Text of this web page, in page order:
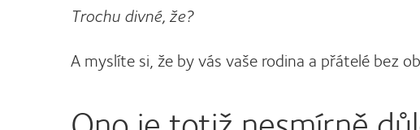
Trochu divné, že?
A myslíte si, že by vás vaše rodina a přátelé bez